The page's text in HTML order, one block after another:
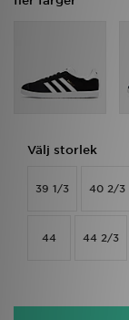
Välj storlek
39 1/3 40 2/3
44 44 2/3
JD Blogg